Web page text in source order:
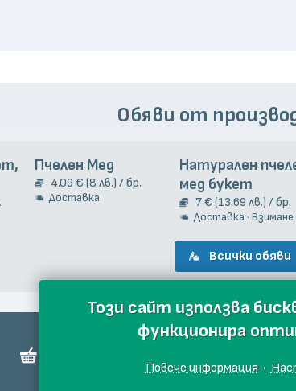
Обяви от
Пчелен Мед
4.09 € (8 лв.) / бр.
Доставка
Натурален
мед букет
7 € (13.69 лв.) / бр.
Доставка · Взимане на
Всички обяви
Този сайт използва
функционира
Повече информация ·